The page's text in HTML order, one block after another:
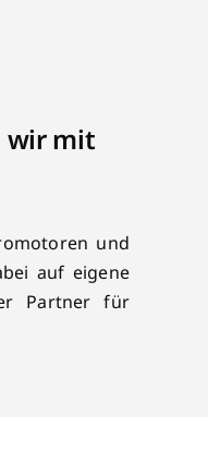
wir mit
und
auf eigene
Partner für